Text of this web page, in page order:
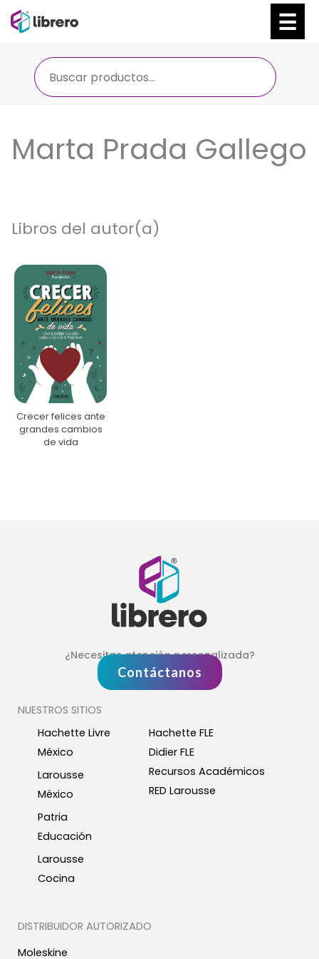
Marta Prada Gallego
Libros del autor(a)
Crecer felices ante
grandes cambios
de vida
¿Necesitas atención personalizada?
Contáctanos
NUESTROS SITIOS
Hachette Livre
México
Larousse
México
Patria
Educación
Larousse
Cocina
Hachette FLE
Didier FLE
Recursos Académicos
RED Larousse
DISTRIBUIDOR AUTORIZADO
Moleskine